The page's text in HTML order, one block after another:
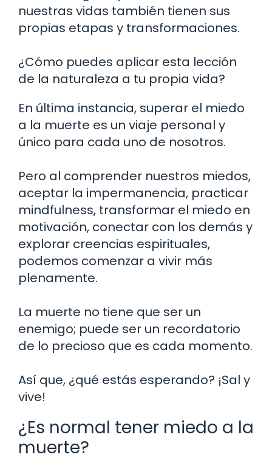
nuestras vidas también tienen sus
propias etapas y transformaciones.
¿Cómo puedes aplicar esta lección
de la naturaleza a tu propia vida?
En última instancia, superar el miedo
a la muerte es un viaje personal y
único para cada uno de nosotros.
Pero al comprender nuestros miedos,
aceptar la impermanencia, practicar
mindfulness, transformar el miedo en
motivación, conectar con los demás y
explorar creencias espirituales,
podemos comenzar a vivir más
plenamente.
La muerte no tiene que ser un
enemigo; puede ser un recordatorio
de lo precioso que es cada momento.
Así que, ¿qué estás esperando? ¡Sal y
vive!
¿Es normal tener miedo a la
muerte?